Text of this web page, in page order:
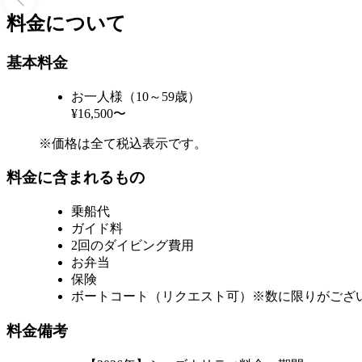
料金について
基本料金
お一人様（10～59歳）
¥16,500〜
※価格は全て税込表示です。
料金に含まれるもの
乗船代
ガイド料
2回のダイビング費用
お弁当
保険
ボートコート（リクエスト可）※数に限りがござ
料金備考